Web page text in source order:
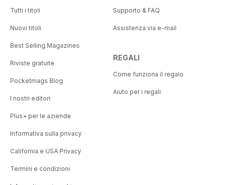
Tutti i titoli
Nuovi titoli
Best Selling Magazines
Riviste gratuite
Pocketmags Blog
I nostri editori
Plus+ per le aziende
Informativa sulla privacy
California e USA Privacy
Termini e condizioni
Supporto & FAQ
Assistenza via e-mail
REGALI
Come funziona il regalo
Aiuto per i regali